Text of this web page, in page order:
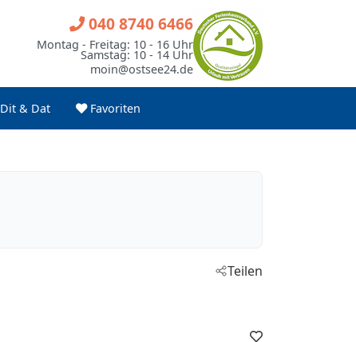
Dit & Dat Favoriten
040 8740 6466
Montag - Freitag: 10 - 16 Uhr
Samstag: 10 - 14 Uhr
moin@ostsee24.de
Teilen